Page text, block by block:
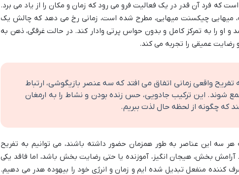
که فرد آن قدر در یک فعالیت فرو می رود که زمان و مکان را از یاد می برد.
میهایی چیکسنت میهایی، مطرح شده است، زمانی رخ می دهد که چالش یک
او را به تمرکز کامل و بدون حواس پرتی وادار کند. در حالت غرقگی، ذهن به
عمیقی را تجربه می کند.
واقعی زمانی اتفاق می افتد که سه عنصر بازیگوشی، ارتباط
شوند. این ترکیب جادویی، حس زنده بودن و نشاط را به ارمغان
که چگونه از لحظه حال لذت ببریم.
هر سه این عناصر به طور همزمان حضور داشته باشند، می توانیم به تفریح
بخش، هیجان انگیز، آموزنده یا حتی رضایت بخش باشد، اما فاقد یکی
کننده منفعل تبدیل شده ایم و زمان و انرژی خود را بیهوده هدر می دهیم.